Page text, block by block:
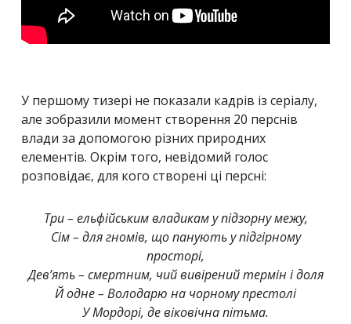
У першому тизері не показали кадрів із серіалу,
але зобразили момент створення 20 перснів
влади за допомогою різних природних
елементів. Окрім того, невідомий голос
розповідає, для кого створені ці персні:
Три – ельфійським владикам у підзорну межу,
Сім – для гномів, що панують у підгірному
просторі,
Дев’ять – смертним, чий вивірений термін і доля
Й одне – Володарю на чорному престолі
У Мордорі, де віковічна пітьма.